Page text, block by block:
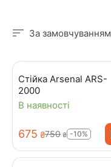
За замовчуванням
Стійка Arsenal ARS-
2000
В наявності
‍675‍ ₴‍750‍ ₴ -10%